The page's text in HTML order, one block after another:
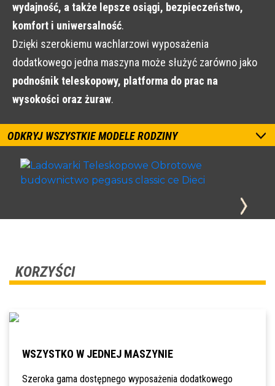
wydajność, a także lepsze osiągi, bezpieczeństwo,
komfort i uniwersalność.
Dzięki szerokiemu wachlarzowi wyposażenia
dodatkowego jedna maszyna może służyć zarówno jako
podnośnik teleskopowy, platforma do prac na
wysokości oraz żuraw.
ODKRYJ WSZYSTKIE MODELE RODZINY
KORZYŚCI
WSZYSTKO W JEDNEJ MASZYNIE
Szeroka gama dostępnego wyposażenia dodatkowego